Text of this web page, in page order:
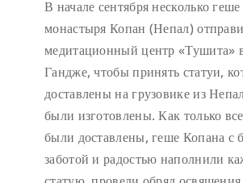
В начале сентября несколько геше
монастыря Копан (Непал)
медитационный центр «Тушита»
Гандже, чтобы принять статуи,
доставлены на грузовике из
были изготовлены. Как только
были доставлены, геше Копана с
заботой и радостью наполнили